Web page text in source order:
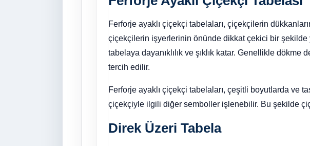
Ferforje ayaklı çiçekçi tabelaları, çiçekçilerin
çiçekçilerin işyerlerinin önünde dikkat çekici bir
tabelaya dayanıklılık ve şıklık katar. Genellikle
tercih edilir.
Ferforje ayaklı çiçekçi tabelaları, çeşitli boyutlarda ve
çiçekçiyle ilgili diğer semboller işlenebilir. Bu şekilde
Direk Üzeri Tabela